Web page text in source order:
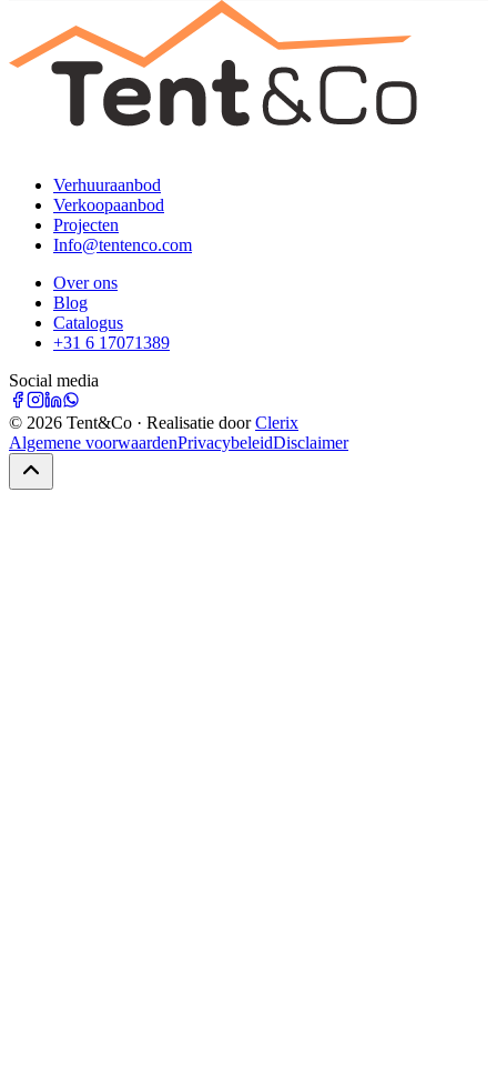
Verhuuraanbod
Verkoopaanbod
Projecten
Info@tentenco.com
Over ons
Blog
Catalogus
+31 6 17071389
Social media
© 2026 Tent&Co · Realisatie door Clerix
Algemene voorwaardenPrivacybeleidDisclaimer